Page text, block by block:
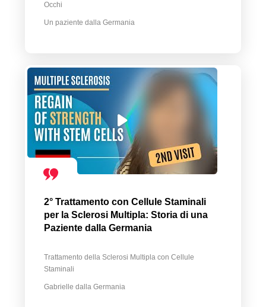
Occhi
Un paziente dalla Germania
2° Trattamento con Cellule Staminali
per la Sclerosi Multipla: Storia di una
Paziente dalla Germania
Trattamento della Sclerosi Multipla con Cellule
Staminali
Gabrielle dalla Germania